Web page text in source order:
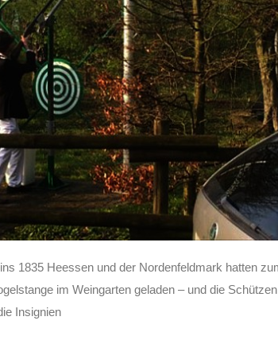
1835 Heessen und der Nordenfeldmark hatten
im Weingarten geladen – und die
Insignien